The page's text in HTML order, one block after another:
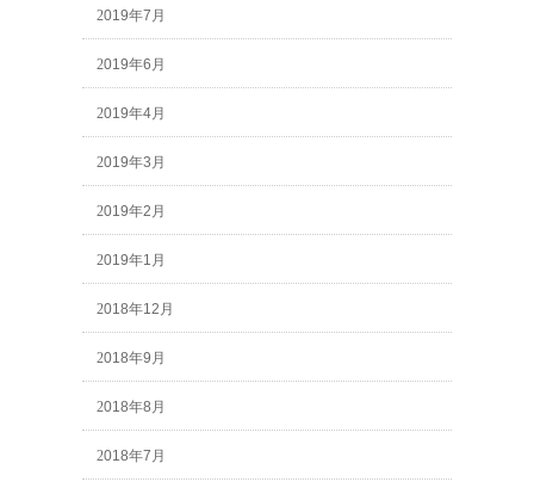
2019年7月
2019年6月
2019年4月
2019年3月
2019年2月
2019年1月
2018年12月
2018年9月
2018年8月
2018年7月